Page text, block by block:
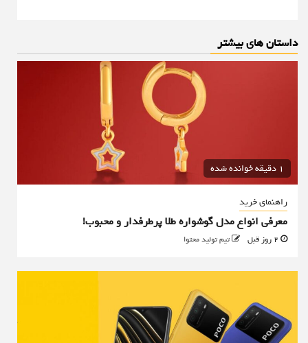
داستان های بیشتر
1 دقیقه خوانده شده
راهنمای خرید
معرفی انواع مدل گوشواره طلا پرطرفدار و محبوب!
تیم تولید محتوا